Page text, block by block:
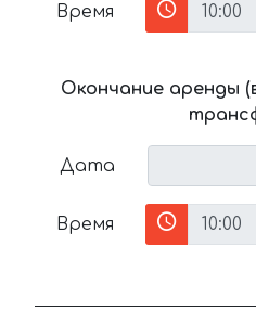
Время
Окончание аренды
Дата
Время